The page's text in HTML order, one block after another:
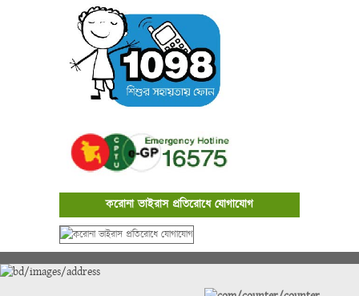
করোনা ভাইরাস প্রতিরোধে যোগাযোগ